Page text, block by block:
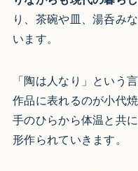
り、茶碗や皿、湯呑み
います。
「陶は人なり」という
作品に表れるのが小代
手のひらから体温と共
形作られていきます。